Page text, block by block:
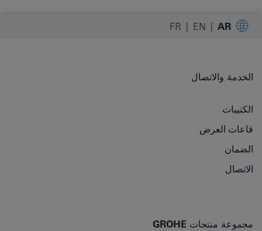
AR
EN
FR
الخدمة والاتصال
الكتيبات
قاعات العرض
الضمان
الاتصال
مجموعة منتجات GROHE